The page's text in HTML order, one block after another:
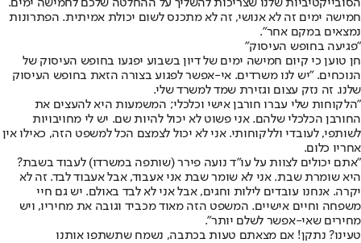
הסובייקטיביות שלנו שצריכות להשליך על ההחלטה שלכם לחמישה ימים.
חמישה ימים זה לא אנושי, זה לא מתכנס לשום יכולת אמיתית. הפתרונות
נמצאים במקם אחר".
"פגיעה בחופש העיסוק"
‏חן טוען כי קיום חמישה ימים של דיון בשבוע יפגעו בחופש העיסוק של
הנוכחים. "יש לנו משרדים. אי-אפשר לפגוע בצורה הזאת בחופש העיסוק
שלנו. זה נזק עצום וגזירת שמד למשרד שלי.
"הלקוחות שלי עברו חורבן אישי וכלכלי; המשמעות היא להעצים את
החורבן הכלכלי שלהם. אני פשוט לא יכול להיות שם. יש לי מחויבויות
לשותפי, לעובדי וללקוחותי. אני לא יכול לצמצם הכל למשפט הזה, כאילו אין
אחריו כלום.
"אתם יכולים לצוות על עו"ד נועה פירר (שותפה במשרדו) לעבוד בשבת?
היא שומרת שבת. אני לא שומר שבת אני אעבוד, אבל אעבוד לבד. זה לא
יקרה. אנחנו עובדים לילות וחגים, אבל אני לא לבד באולם. יש גם חיי
משפחה וחיים אישיים. המשפט הזה מאוד מכביד וגובה את מחיריו, ויש
מחירים שאי-אפשר לשלם יותר".
טעינו? נתקן! אם מצאתם טעות בכתבה, נשמח שתשתפו אותנו